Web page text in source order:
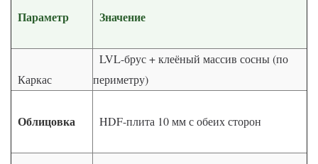
Параметр Значение
Каркас
LVL-брус + клеёный массив сосны (по
периметру)
Облицовка HDF-плита 10 мм с обеих сторон